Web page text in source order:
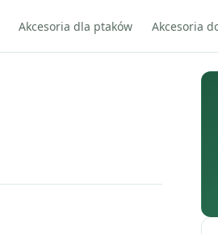
Akcesoria dla ptaków Akcesoria